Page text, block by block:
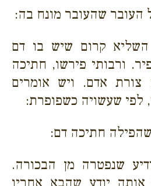
העובר שהעובר מונח בה:
קרום שיש בו דם
ורבותי פירשו, חתיכה
אדם. ויש אומרים
לפי שעשויה כשפופרת:
שהפילה חתיכה דם:
שנפטרה מן הבכורה.